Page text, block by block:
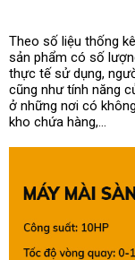
Theo số liệu thống
sản phẩm có số
thực tế sử dụng,
cũng như tính năng
ở những nơi có
kho chứa hàng,...